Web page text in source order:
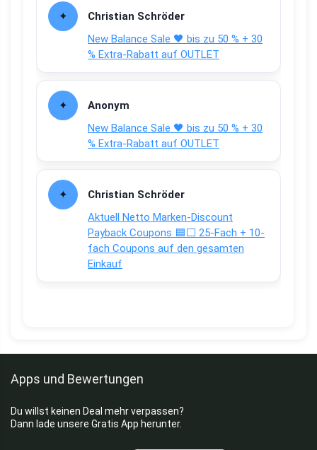
Christian Schröder
New Balance Sale 🖤 bis zu 50 % + 30
% Extra-Rabatt auf OUTLET
Anonym
New Balance Sale 🖤 bis zu 50 % + 30
% Extra-Rabatt auf OUTLET
Christian Schröder
Aktuell Netto Marken-Discount
Payback Coupons 🟦⬜ 25-Fach + 10-
fach Coupons auf den gesamten
Einkauf
Apps und Bewertungen
Du willst keinen Deal mehr verpassen?
Dann lade unsere Gratis App herunter.